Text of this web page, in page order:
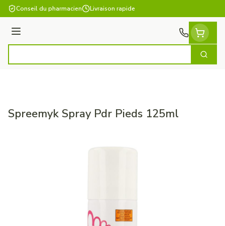
Aller au contenu
Conseil du pharmacien Livraison rapide
Menu
Spreemyk Spray Pdr Pieds 125ml